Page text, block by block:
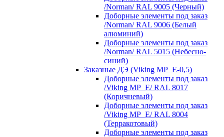
/Norman/ RAL 9005 (Черный)
Доборные элементы под заказ
/Norman/ RAL 9006 (Белый
алюминий)
Доборные элементы под заказ
/Norman/ RAL 5015 (Небесно-
синий)
Заказные ДЭ (Viking MP_E-0,5)
Доборные элементы под заказ
/Viking MP_E/ RAL 8017
(Коричневый)
Доборные элементы под заказ
/Viking MP_E/ RAL 8004
(Терракотовый)
Доборные элементы под заказ